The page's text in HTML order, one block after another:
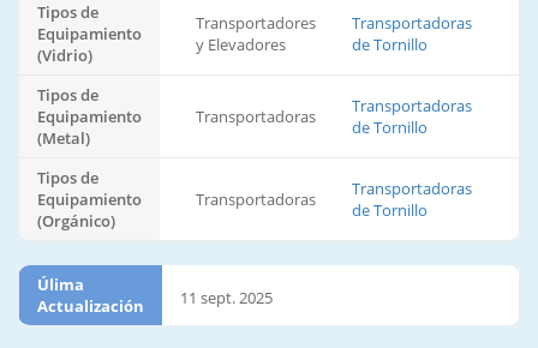
Tipos de
Equipamiento
(Vidrio)
Transportadores
y Elevadores
Transportadoras
de Tornillo
Tipos de
Equipamiento
(Metal)
Transportadoras
Transportadoras
de Tornillo
Tipos de
Equipamiento
(Orgánico)
Transportadoras
Transportadoras
de Tornillo
Úlima
Actualización
11 sept. 2025